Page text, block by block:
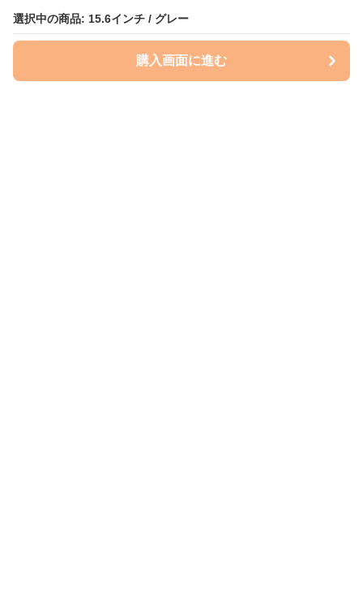
選択中の商品: 15.6インチ / グレー
購入画面に進む